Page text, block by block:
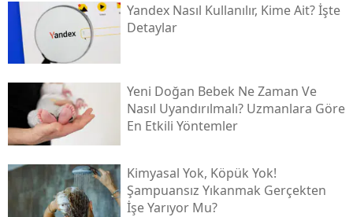
Yandex Nasıl Kullanılır, Kime Ait? İşte
Detaylar
Yeni Doğan Bebek Ne Zaman Ve
Nasıl Uyandırılmalı? Uzmanlara Göre
En Etkili Yöntemler
Kimyasal Yok, Köpük Yok!
Şampuansız Yıkanmak Gerçekten
İşe Yarıyor Mu?